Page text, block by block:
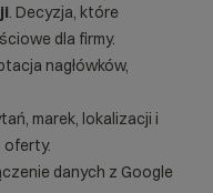
. Decyzja, które
dla firmy.
nagłówków,
marek, lokalizacji i
oferty.
danych z Google